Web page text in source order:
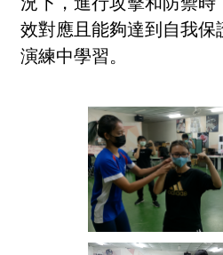
效對應且能夠達到自我保
演練中學習。